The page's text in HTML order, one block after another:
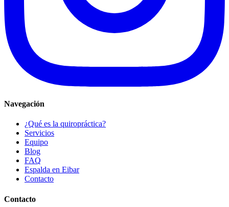
Navegación
¿Qué es la quiropráctica?
Servicios
Equipo
Blog
FAQ
Espalda en Eibar
Contacto
Contacto